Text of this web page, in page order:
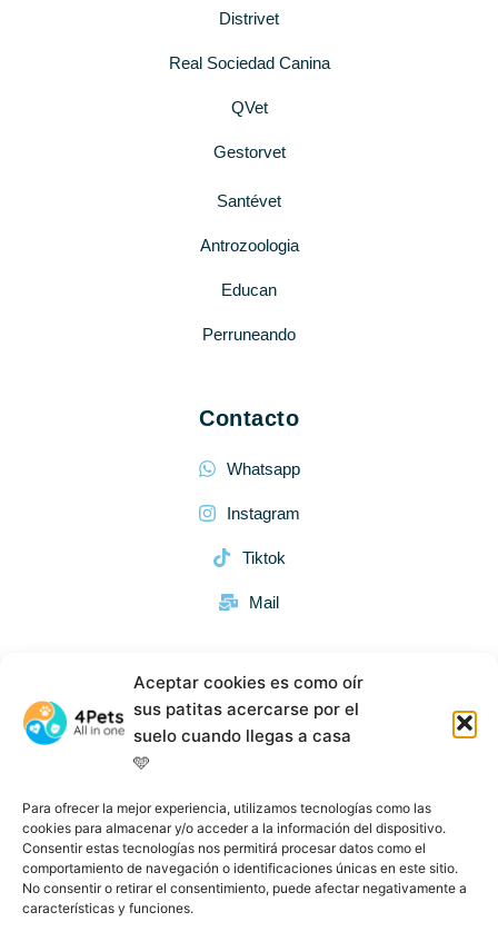
Aceptar cookies es como oír
sus patitas acercarse por el
suelo cuando llegas a casa
🩵
Para ofrecer la mejor experiencia, utilizamos tecnologías como las
cookies para almacenar y/o acceder a la información del dispositivo.
Consentir estas tecnologías nos permitirá procesar datos como el
comportamiento de navegación o identificaciones únicas en este sitio.
No consentir o retirar el consentimiento, puede afectar negativamente a
características y funciones.
Distrivet
Real Sociedad Canina
QVet
Gestorvet
Santévet
Antrozoologia
Educan
Perruneando
Contacto
Whatsapp
Instagram
Tiktok
Mail
Descargar App
Descargar en iOS
Descargar en Android